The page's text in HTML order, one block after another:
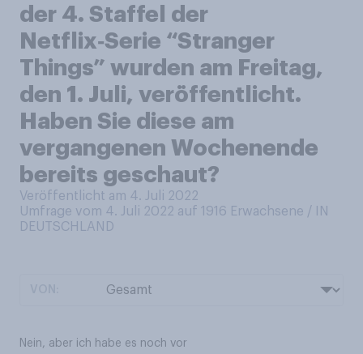
der 4. Staffel der
Netflix‑Serie “Stranger
Things” wurden am Freitag,
den 1. Juli, veröffentlicht.
Haben Sie diese am
vergangenen Wochenende
bereits geschaut?
Veröffentlicht am 4. Juli 2022
Umfrage vom 4. Juli 2022 auf 1916 Erwachsene / IN
DEUTSCHLAND
Nein, aber ich habe es noch vor